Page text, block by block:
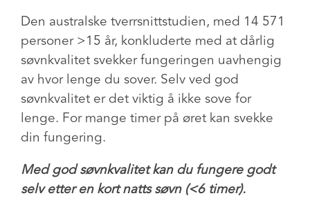
Den australske tverrsnittstudien, med 14 571
personer >15 år, konkluderte med at dårlig
søvnkvalitet svekker fungeringen uavhengig
av hvor lenge du sover. Selv ved god
søvnkvalitet er det viktig å ikke sove for
lenge. For mange timer på øret kan svekke
din fungering.
Med god søvnkvalitet kan du fungere godt
selv etter en kort natts søvn (<6 timer).